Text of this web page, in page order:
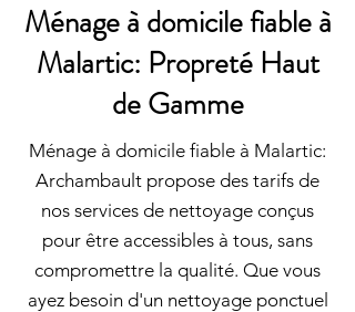
Ménage à domicile fiable à
Malartic: Propreté Haut
de Gamme
Ménage à domicile fiable à Malartic:
Archambault propose des tarifs de
nos services de nettoyage conçus
pour être accessibles à tous, sans
compromettre la qualité. Que vous
ayez besoin d'un nettoyage ponctuel